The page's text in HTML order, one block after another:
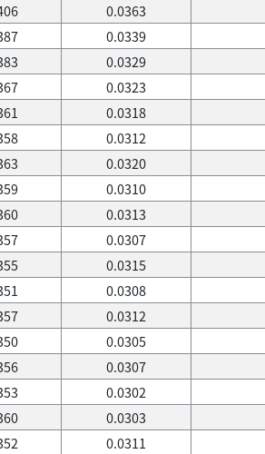
0.0363
0.0339
0.0329
0.0323
0.0318
0.0312
0.0320
0.0310
0.0313
0.0307
0.0315
0.0308
0.0312
0.0305
0.0307
0.0302
0.0303
0.0311